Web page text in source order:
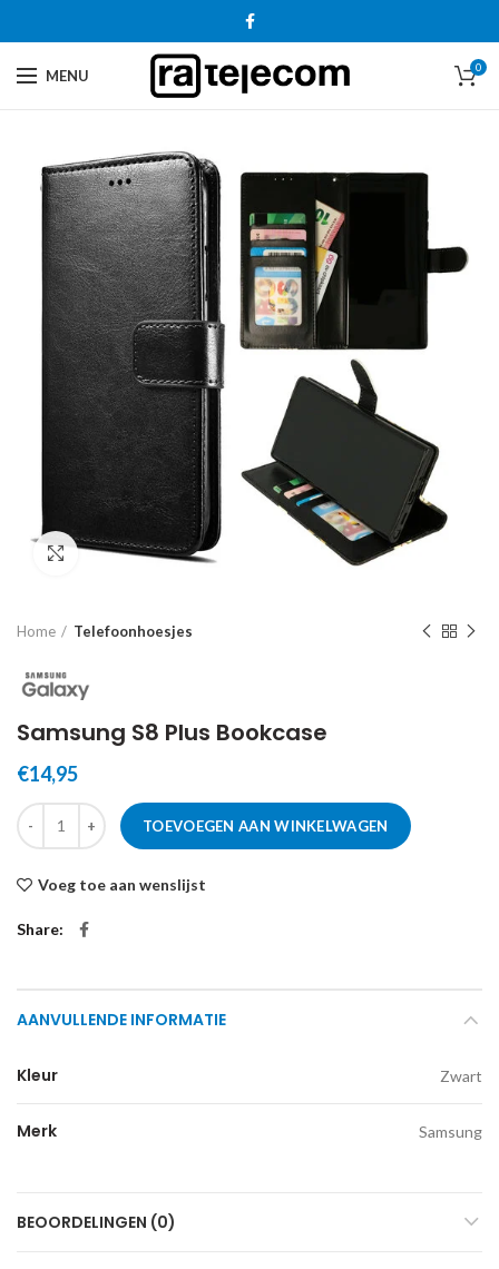
MENU 0
Click to enlarge
Home Telefoonhoesjes
Samsung S8 Plus Bookcase
€14,95
TOEVOEGEN AAN WINKELWAGEN
Voeg toe aan wenslijst
Share
AANVULLENDE INFORMATIE
Kleur Zwart
Merk Samsung
BEOORDELINGEN (0)